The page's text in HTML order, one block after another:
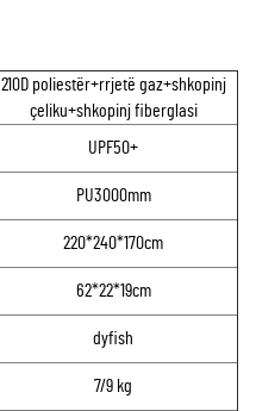
210D poliestër+rrjetë gaz+shkopinj
çeliku+shkopinj fiberglasi
UPF50+
PU3000mm
220*240*170cm
62*22*19cm
dyfish
7/9 kg